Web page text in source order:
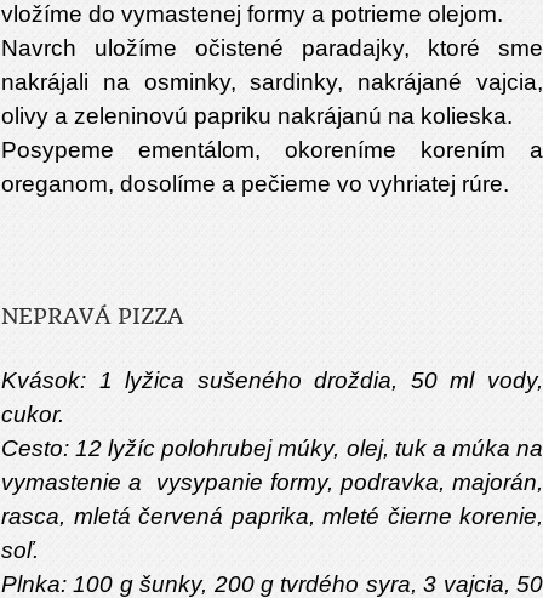
vložíme do vymastenej formy a potrieme olejom.
Navrch uložíme očistené paradajky, ktoré sme
nakrájali na osminky, sardinky, nakrájané vajcia,
olivy a zeleninovú papriku nakrájanú na kolieska.
Posypeme ementálom, okoreníme korením a
oreganom, dosolíme a pečieme vo vyhriatej rúre.
NEPRAVÁ PIZZA
Kvások: 1 lyžica sušeného droždia, 50 ml vody,
cukor.
Cesto: 12 lyžíc polohrubej múky, olej, tuk a múka na
vymastenie a
vysypanie formy, podravka, majorán,
rasca, mletá červená paprika, mleté čierne korenie,
soľ.
Plnka: 100 g šunky, 200 g tvrdého syra, 3 vajcia, 50